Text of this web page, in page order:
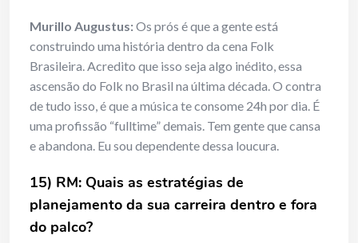
Murillo Augustus:Os prós é que a gente está
construindo uma história dentro da cena Folk
Brasileira. Acredito que isso seja algo inédito, essa
ascensão do Folk no Brasil na última década. O contra
de tudo isso, é que a música te consome 24h por dia. É
uma profissão “fulltime” demais. Tem gente que cansa
e abandona. Eu sou dependente dessa loucura.
15) RM: Quais as estratégias de
planejamento da sua carreira dentro e fora
do palco?